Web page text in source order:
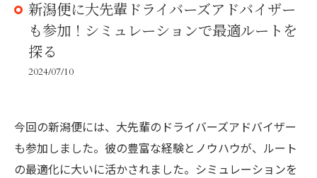
新潟便に大先輩ドライバーズアドバイザー
も参加！シミュレーションで最適ルートを
探る
2024/07/10
今回の新潟便には、大先輩のドライバーズアドバイザー
も参加しました。彼の豊富な経験とノウハウが、ルート
の最適化に大いに活かされました。シミュレーションを